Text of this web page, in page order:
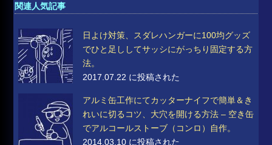
関連人気記事
日よけ対策、スダレハンガーに100均グッズ
でひと足ししてサッシにがっちり固定する方
法。
2017.07.22 に投稿された
アルミ缶工作にてカッターナイフで簡単＆き
れいに切るコツ、大穴を開ける方法 – 空き缶
でアルコールストーブ（コンロ）自作。
2014.03.10 に投稿された